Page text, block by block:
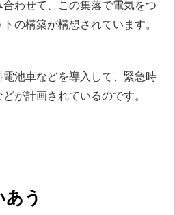
わせて、この集落で電気をつ
の構築が構想されています。
池車などを導入して、緊急時
が計画されているのです。
う